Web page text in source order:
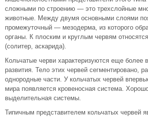
сложными по строению — это трехслойные
животные. Между двумя основными слоями
промежуточный — мезодерма, из которого
органы. К плоским и круглым червям
(солитер, аскарида).
Кольчатые черви характеризуются еще более
развития. Тело этих червей сегментировано,
однородные части. У кольчатых червей
мира появляется кровеносная система.
выделительная системы.
Типичным представителем кольчатых червей